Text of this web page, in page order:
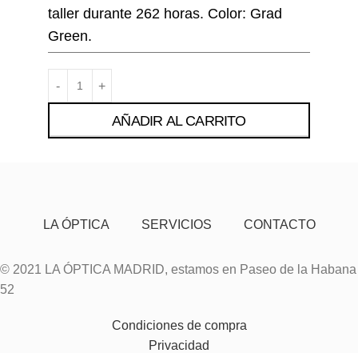
taller durante 262 horas. Color: Grad
Green.
AÑADIR AL CARRITO
LA ÓPTICA SERVICIOS CONTACTO
© 2021 LA ÓPTICA MADRID, estamos en Paseo de la Habana
52
Condiciones de compra
Privacidad